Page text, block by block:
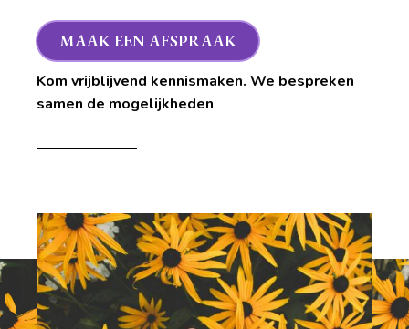
MAAK EEN AFSPRAAK
Kom vrijblijvend kennismaken. We bespreken
samen de mogelijkheden